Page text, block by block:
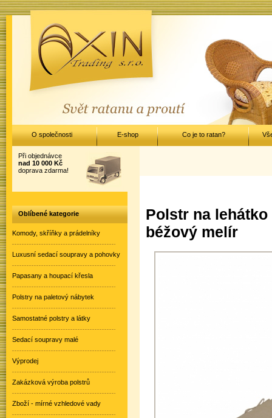
Polstr na
béžový melír
Při objednávce
nad 10 000 Kč
doprava zdarma!
Oblíbené kategorie
Komody, skříňky a prádelníky
Luxusní sedací soupravy a pohovky
Papasany a houpací křesla
Polstry na paletový nábytek
Samostatné polstry a látky
Sedací soupravy malé
Výprodej
Zakázková výroba polstrů
Zboží - mírné vzhledové vady
O společnosti E-shop Co je to ratan?